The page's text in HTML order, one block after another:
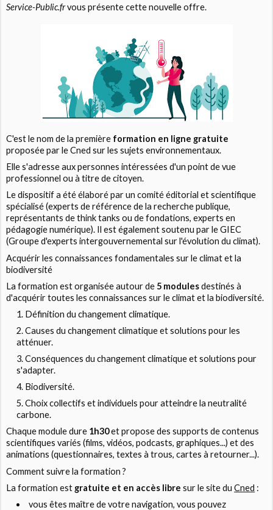
Service-Public.frvous présente cette nouvelle offre.
C'est le nom de la première formation en ligne gratuite
proposée par le Cned sur les sujets environnementaux.
Elle s'adresse aux personnes intéressées d'un point de vue
professionnel ou à titre de citoyen.
Le dispositif a été élaboré par un comité éditorial et scientifique
spécialisé (experts de référence de la recherche publique,
représentants de think tanks ou de fondations, experts en
pédagogie numérique). Il est également soutenu par le GIEC
(Groupe d'experts intergouvernemental sur l'évolution du climat).
Acquérir les connaissances fondamentales sur le climat et la
biodiversité
La formation est organisée autour de 5 modulesdestinés à
d'acquérir toutes les connaissances sur le climat et la biodiversité.
Définition du changement climatique.
Causes du changement climatique et solutions pour les
atténuer.
Conséquences du changement climatique et solutions pour
s'adapter.
Biodiversité.
Choix collectifs et individuels pour atteindre la neutralité
carbone.
Chaque module dure 1h30et propose des supports de contenus
scientifiques variés (films, vidéos, podcasts, graphiques...) et des
animations (questionnaires, textes à trous, cartes à retourner...).
Comment suivre la formation ?
La formation est gratuite et en accès libre sur le site duCned :
vous êtes maître de votre navigation, vous pouvez